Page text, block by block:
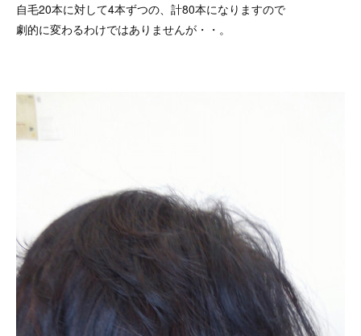
自毛20本に対して4本ずつの、計80本になりますので
劇的に変わるわけではありませんが・・。